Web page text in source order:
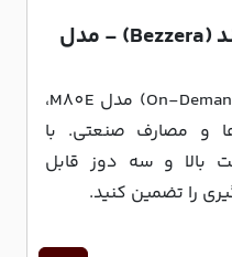
آسیاب قهوه بیزرا آندیمند (Bezzera) - مدل
آسیاب قهوه بیزرا آندیمند (On-Demand) مدل M80E،
و مصارف صنعتی. با
دقت بالا و سه دوز قابل
را تضمین کنید.